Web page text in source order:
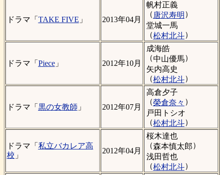
ドラマ「 TAKE FIVE 」 2013年04月
帆村正義
（ 唐沢寿明 ）
堂城一馬
（松村北斗）
ドラマ「 Piece」 2012年10月
成海皓
（中山優馬）
矢内高史
（松村北斗）
ドラマ「 黒の女教師 」 2012年07月
高倉夕子
（榮倉奈々 ）
戸田トシオ
（松村北斗）
ドラマ「 私立バカレア高
校 」
2012年04月
桜木達也
（森本慎太郎）
浅田哲也
（松村北斗）